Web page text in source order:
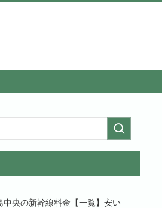
中央の新幹線料金【一覧】安い